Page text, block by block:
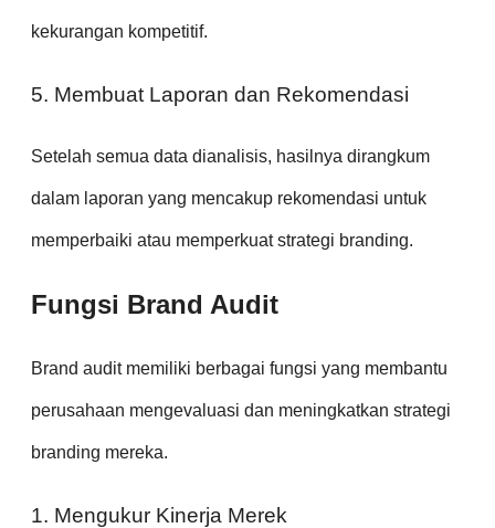
kekurangan kompetitif.
5. Membuat Laporan dan Rekomendasi
Setelah semua data dianalisis, hasilnya dirangkum
dalam laporan yang mencakup rekomendasi untuk
memperbaiki atau memperkuat strategi branding.
Fungsi Brand Audit
Brand audit memiliki berbagai fungsi yang membantu
perusahaan mengevaluasi dan meningkatkan strategi
branding mereka.
1. Mengukur Kinerja Merek